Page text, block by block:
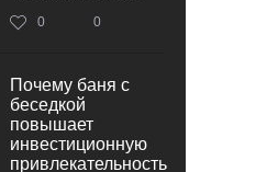
0 0
Почему баня с
беседкой
повышает
инвестиционную
привлекательность